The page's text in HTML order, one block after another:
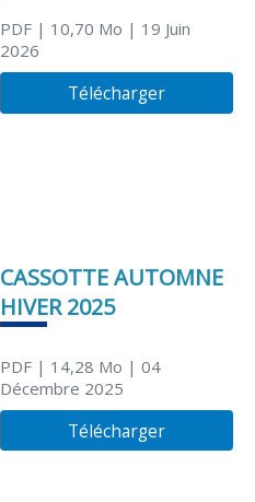
PDF| 10,70 Mo | 19 Juin
2026
Télécharger
CASSOTTE AUTOMNE
HIVER 2025
PDF| 14,28 Mo | 04
Décembre 2025
Télécharger